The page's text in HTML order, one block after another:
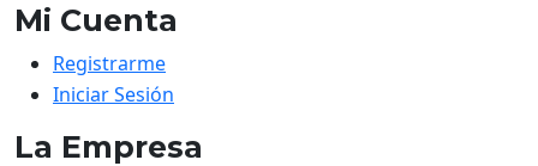
Mi Cuenta
Registrarme
Iniciar Sesión
La Empresa